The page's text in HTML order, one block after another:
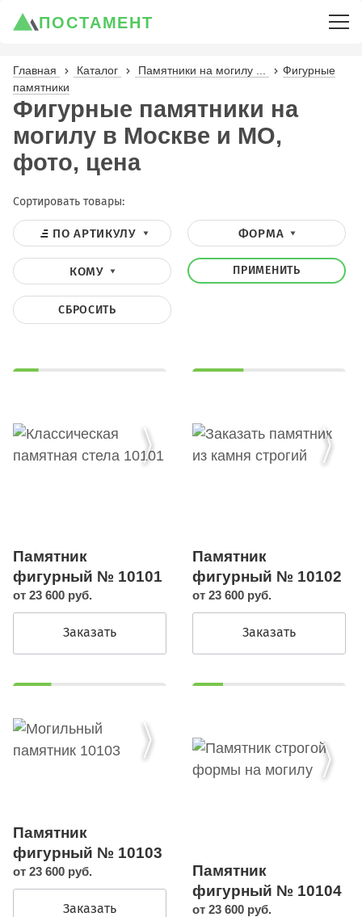
ПОСТАМЕНТ
Главная Каталог Памятники на могилу ...
Фигурные
памятники
Фигурные памятники на
могилу в Москве и МО,
фото, цена
Сортировать товары:
ПО АРТИКУЛУ ФОРМА
КОМУ ПРИМЕНИТЬ
СБРОСИТЬ
Памятник
фигурный № 10101
от 23 600 руб.
Заказать
Памятник
фигурный № 10102
от 23 600 руб.
Заказать
Памятник
фигурный № 10103
от 23 600 руб.
Заказать
Памятник
фигурный № 10104
от 23 600 руб.